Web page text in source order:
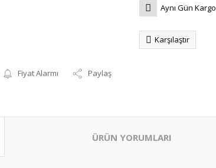
Fiyat Alarmı Paylaş
Aynı Gün Kargo
Karşılaştır
ÜRÜN YORUMLARI